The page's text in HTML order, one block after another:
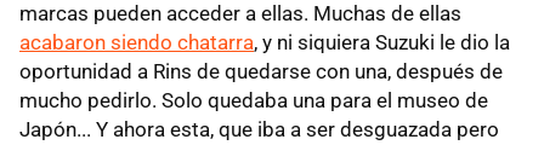
marcas pueden acceder a ellas. Muchas de ellas
acabaron siendo chatarra, y ni siquiera Suzuki le dio la
oportunidad a Rins de quedarse con una, después de
mucho pedirlo. Solo quedaba una para el museo de
Japón... Y ahora esta, que iba a ser desguazada pero